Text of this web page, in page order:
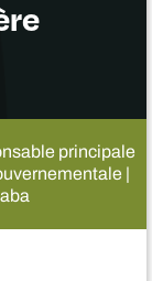
principale
|